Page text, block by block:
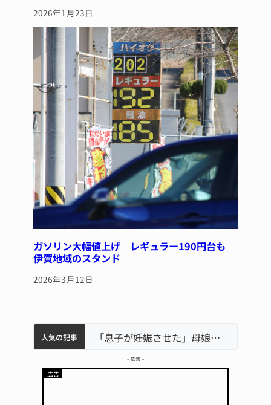
2026年1月23日
ガソリン大幅値上げ レギュラー190円台も
伊賀地域のスタンド
2026年3月12日
人気の記事
名張市水道料金47％値上げへ 答申案、審議会で大筋まとまる
中学校の陶壁モニュメント 地元建設会社がボランティアで清掃 伊賀名張市立病院のDMAT、熊本地震の被災地へ 能登以来3回目の派遣 「息子が妊娠させた」母娘だまされ400万円詐欺被害 名張
– 広告 –